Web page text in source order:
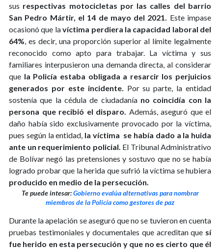
sus respectivas motocicletas por las calles del barrio
San Pedro Mártir, el 14 de mayo del 2021.
Este impase
ocasionó que lavíctima perdiera la capacidad laboral del
64% , es decir, una proporción superior al límite legalmente
reconocido como apto para trabajar. La víctima y sus
familiares interpusieron una demanda directa, al considerar
que la Policía estaba obligada a resarcir los perjuicios
generados por este incidente.
Por su parte, la entidad
sostenía que la cédula de ciudadanía no coincidía con la
persona que recibió el disparo.
Además, aseguró que el
daño había sido exclusivamente provocado por la víctima,
pues según la entidad, la víctima se había dado a la huida
ante un requerimiento policial. El Tribunal Administrativo
de Bolívar negó las pretensiones y sostuvo que no se había
logrado probar que la herida que sufrió la víctima se hubiera
producido en medio de la persecución.
Te puede intesar:Gobierno evalúa alternativas para nombrar
miembros de la Policía como gestores de paz
Durante la apelación se aseguró que no se tuvieron en cuenta
pruebas testimoniales y documentales que acreditan que sí
fue herido en esta persecución y que no es cierto que él